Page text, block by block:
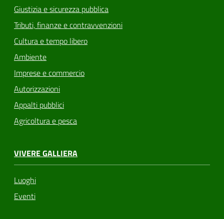
Giustizia e sicurezza pubblica
Tributi, finanze e contravvenzioni
Cultura e tempo libero
Ambiente
Imprese e commercio
Autorizzazioni
Appalti pubblici
Agricoltura e pesca
VIVERE GALLIERA
Luoghi
Eventi